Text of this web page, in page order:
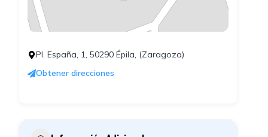
Pl. España, 1, 50290 Épila, (Zaragoza)
Obtener direcciones